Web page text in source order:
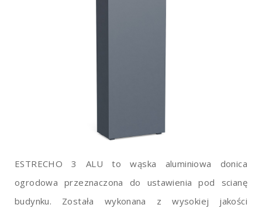
ESTRECHO 3 ALU to wąska aluminiowa donica
ogrodowa przeznaczona do ustawienia pod scianę
budynku. Została wykonana z wysokiej jakości